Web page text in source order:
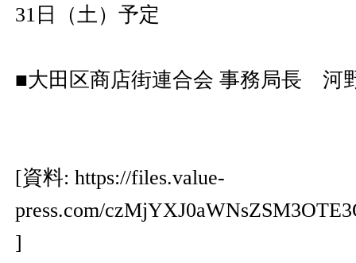
31日（土）予定
■大田区商店街連合会 事務局長 河
[資料: https://files.value-
press.com/
]